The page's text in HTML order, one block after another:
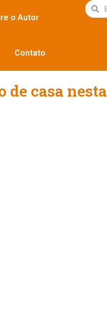
o Autor
Contato
de casa nesta